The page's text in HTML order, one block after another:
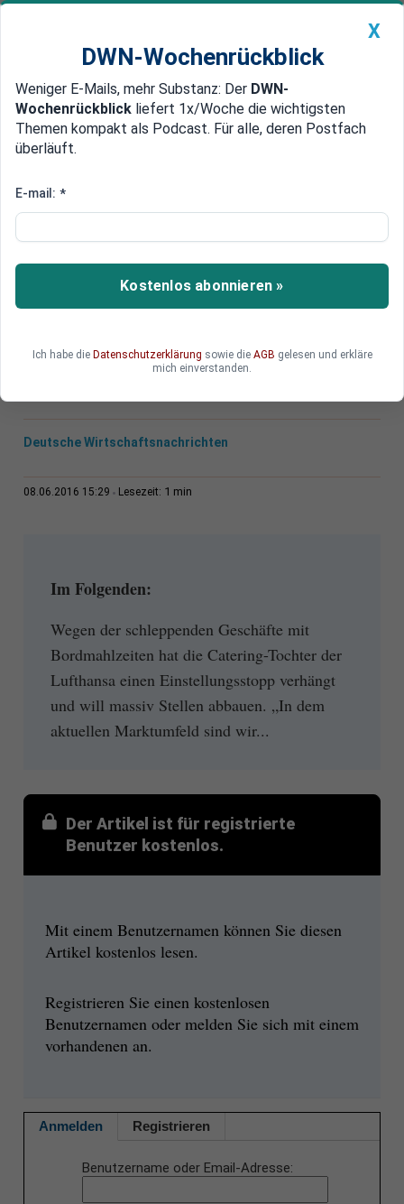
Newsticker MEIN DWN: Geldanlage Premium
Edelmetalle DWN-Magazin China
Konkurrenz durch Billigflieger
Lufthansa: Catering-Tochter
streicht Stellen
Die Lufthansa will bei ihrer Catering-Tochter LSG
schrumpfen.
Deutsche Wirtschaftsnachrichten
08.06.2016 15:29 Lesezeit: 1 min
Im Folgenden:
Wegen der schleppenden Geschäfte mit
Bordmahlzeiten hat die Catering-Tochter der
Lufthansa einen Einstellungsstopp verhängt
und will massiv Stellen abbauen. „In dem
aktuellen Marktumfeld sind wir...
Der Artikel ist für registrierte
Benutzer kostenlos.
Mit einem Benutzernamen können Sie diesen
Artikel kostenlos lesen.
Registrieren Sie einen kostenlosen
Benutzernamen oder melden Sie sich mit einem
vorhandenen an.
Anmelden Registrieren
Benutzername oder Email-Adresse
X
DWN-Wochenrückblick
Weniger E-Mails, mehr Substanz: Der DWN-
Wochenrückblick liefert 1x/Woche die wichtigsten
Themen kompakt als Podcast. Für alle, deren Postfach
überläuft.
E-mail: *
Kostenlos abonnieren »
Ich habe die Datenschutzerklärung sowie die AGB gelesen und erkläre
mich einverstanden.